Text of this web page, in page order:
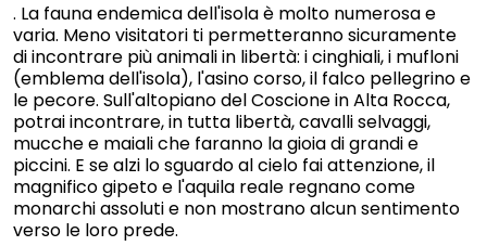
. La fauna endemica dell'isola è molto numerosa e
varia. Meno visitatori ti permetteranno sicuramente
di incontrare più animali in libertà: i cinghiali, i mufloni
(emblema dell'isola), l'asino corso, il falco pellegrino e
le pecore. Sull'altopiano del Coscione in Alta Rocca,
potrai incontrare, in tutta libertà, cavalli selvaggi,
mucche e maiali che faranno la gioia di grandi e
piccini. E se alzi lo sguardo al cielo fai attenzione, il
magnifico gipeto e l'aquila reale regnano come
monarchi assoluti e non mostrano alcun sentimento
verso le loro prede.